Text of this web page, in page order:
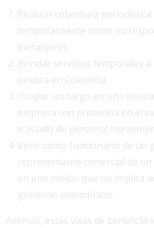
Realizar cobertura
temporalmente como
extranjeros.
Brindar servicios temporales
jurídica en Colombia.
Ocupar un cargo en una
empresa con presencia en el
traslado de personal
Venir como funcionario de un
representante comercial de
en una misión que no implica
gobierno colombiano.
Además, estas visas de